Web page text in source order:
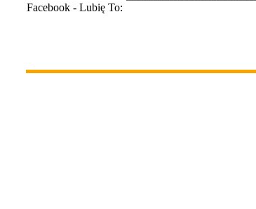
Facebook - Lubię To: